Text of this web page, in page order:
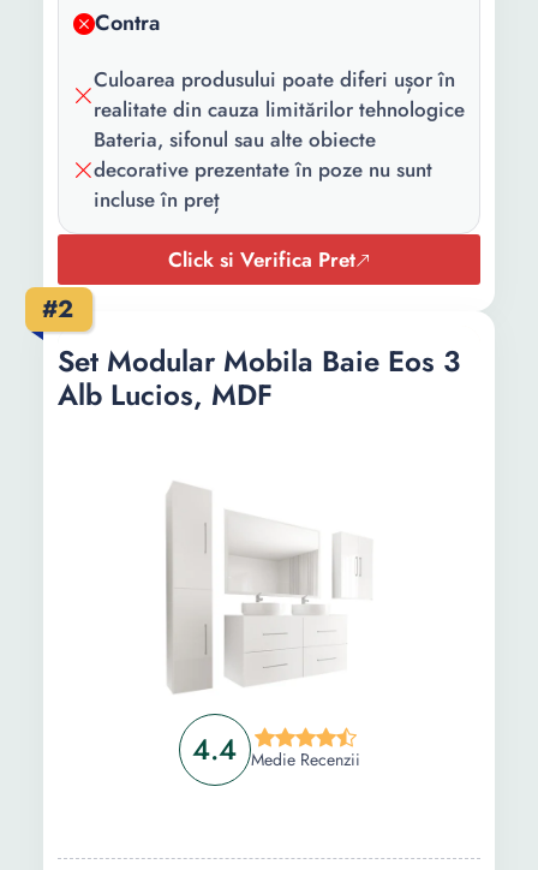
Contra
Culoarea produsului poate diferi ușor în
realitate din cauza limitărilor tehnologice
Bateria, sifonul sau alte obiecte
decorative prezentate în poze nu sunt
incluse în preț
Click si Verifica Pret
#2
4.4 Medie Recenzii
Set Modular Mobila Baie Eos 3
Alb Lucios, MDF